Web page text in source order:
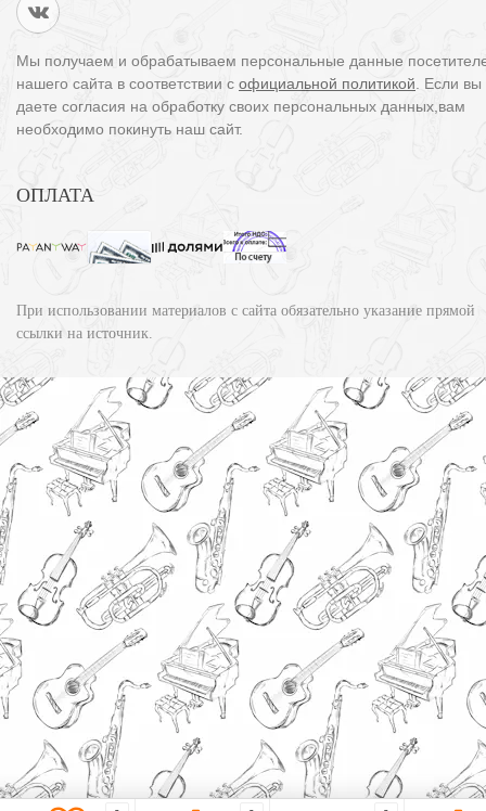
Мы получаем и обрабатываем персональные данные
нашего сайта в соответствии с официальной политикой . Если
даете согласия на обработку своих персональных данных,вам
необходимо покинуть наш сайт.
ОПЛАТА
При использовании материалов с сайта обязательно указание прямой
ссылки на источник.